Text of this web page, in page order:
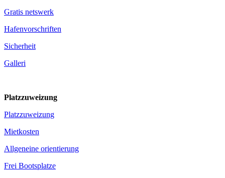
Gratis netswerk
Hafenvorschriften
Sicherheit
Galleri
Platzzuweizung
Platzzuweizung
Mietkosten
Allgeneine orientierung
Frei Bootsplatze